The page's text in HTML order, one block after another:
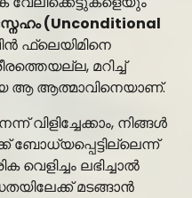
(Unconditional
ഫ്ലെയിമിനെ
മറിച്ച്
ആ ആത്മാവിനെയാണ്.
വിളിച്ചേക്കാം, നിങ്ങൾ
വെളിച്ചം ലഭിച്ചാൽ
മടങ്ങാൻ